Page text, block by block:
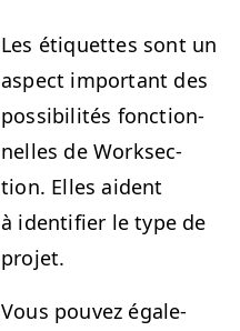
Les éti­quettes sont un
aspect impor­tant des
pos­si­bil­ités fonc­tion­
nelles de Work­sec­
tion. Elles aident
à iden­ti­fi­er le type de
projet.
Vous pou­vez égale­